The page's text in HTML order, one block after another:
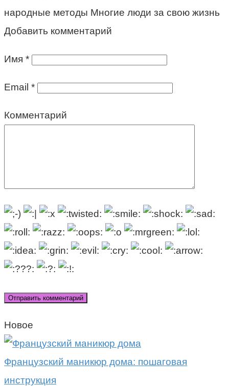
народные методы Многие люди за свою жизнь
Добавить комментарий
Имя *
Email *
Комментарий
Новое
Французский маникюр дома: пошаговая
инструкция